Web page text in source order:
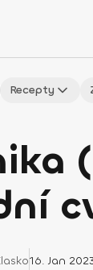
Recepty
16. Jan